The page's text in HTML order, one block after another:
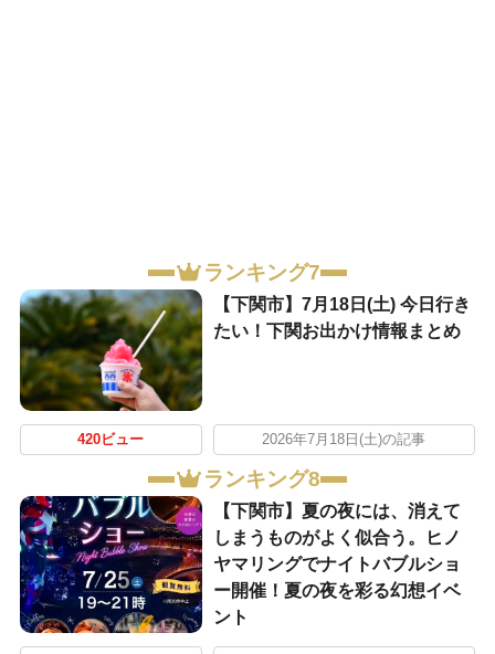
ランキング7
【下関市】7月18日(土) 今日行き
たい！下関お出かけ情報まとめ
420ビュー 2026年7月18日(土)の記事
ランキング8
【下関市】夏の夜には、消えて
しまうものがよく似合う。ヒノ
ヤマリングでナイトバブルショ
ー開催！夏の夜を彩る幻想イベ
ント